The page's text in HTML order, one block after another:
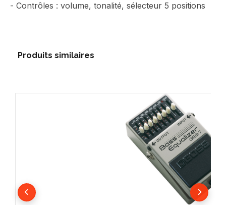
- Contrôles : volume, tonalité, sélecteur 5 positions
Produits similaires